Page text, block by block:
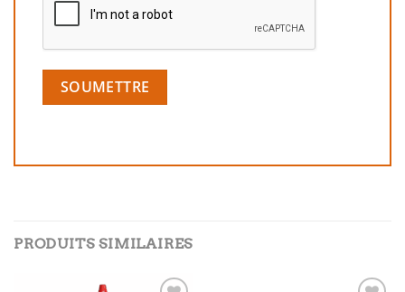
PRODUITS SIMILAIRES